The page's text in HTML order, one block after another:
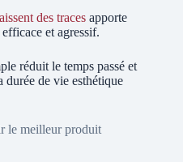
des traces apporte
et agressif.
réduit le temps passé et
de vie esthétique
le meilleur produit